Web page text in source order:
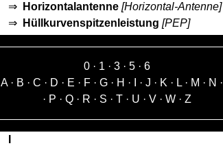
⇒
Horizontalantenne[Horizontal-Antenne]
⇒
Hüllkurvenspitzenleistung [PEP]
0 · 1 ·3 ·5 ·6
A· B · C · D · E · F· G· H · · J · K· L· M · N ·
· P ·Q · R · S ·T · U ·V ·W ·Z